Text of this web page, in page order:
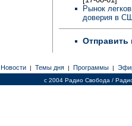
Рынок
доверия в
Отправить
Новости | Темы дня | Программы |
c 2004 Радио Свобода /